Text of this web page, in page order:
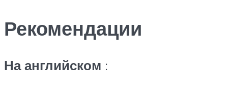
Рекомендации
На английском :